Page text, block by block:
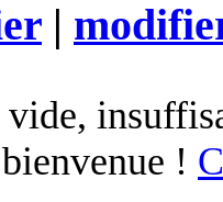
|
vide,
!